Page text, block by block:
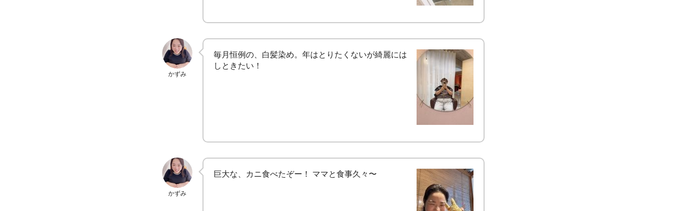
かずみ
毎月恒例の、白髪染め。年はとりたくないが綺麗には
しときたい！
かずみ
巨大な、カニ食べたぞー！ ママと食事久々〜